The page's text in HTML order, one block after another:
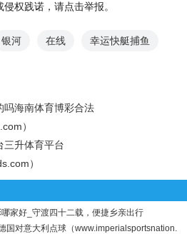
权践诺，请点击举报。
银河 在线 幸运快艇捕鱼
吗海南体育博彩合法
）
三升体育平台
）
家好_守渡四十二载，便捷乡亲出行
国对意大利点球（www.imperialsportsnation.